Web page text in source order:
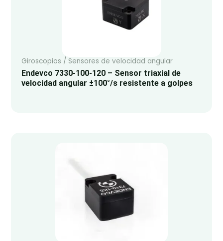
Giroscopios / Sensores de velocidad angular
Endevco 7330-100-120 – Sensor triaxial de
velocidad angular ±100°/s resistente a golpes